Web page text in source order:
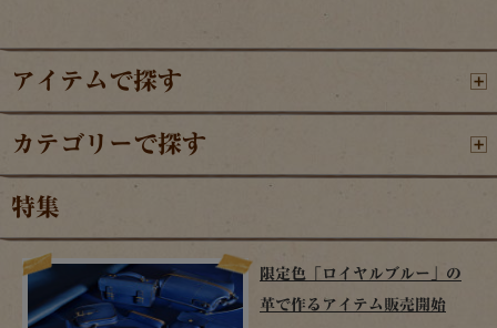
アイテムで探す
カテゴリーで探す
特集
限定色「ロイヤルブルー」の
革で作るアイテム販売開始